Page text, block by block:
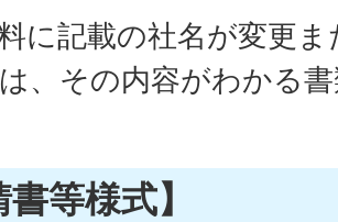
に記載の社名が変更
、その内容がわかる
書等様式】